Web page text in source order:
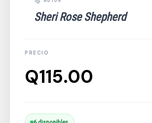
Sheri Rose Shepherd
Q115.00
Su